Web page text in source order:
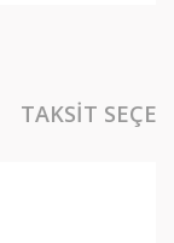
TAKSIT